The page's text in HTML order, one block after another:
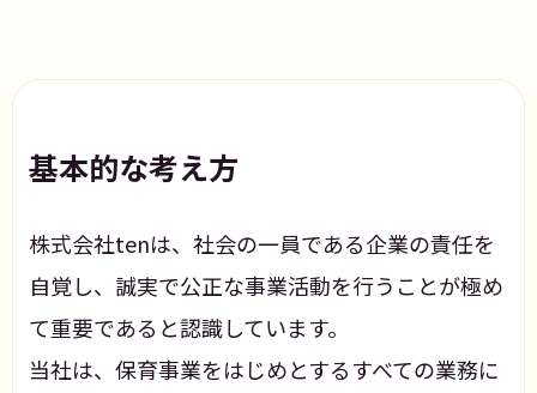
基本的な考え方
株式会社tenは、社会の一員である企業の責任を
自覚し、誠実で公正な事業活動を行うことが極め
て重要であると認識しています。
当社は、保育事業をはじめとするすべての業務に